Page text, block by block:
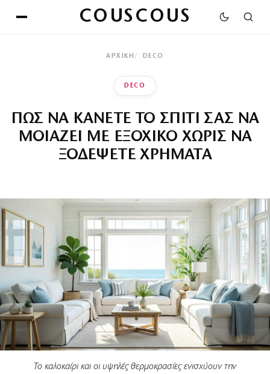
COUSCOUS
ΑΡΧΙΚΉ DECO
DECO
ΠΩΣ ΝΑ ΚΑΝΕΤΕ ΤΟ ΣΠΙΤΙ ΣΑΣ ΝΑ
ΜΟΙΑΖΕΙ ΜΕ ΕΞΟΧΙΚΟ ΧΩΡΙΣ ΝΑ
ΞΟΔΕΨΕΤΕ ΧΡΗΜΑΤΑ
Το καλοκαίρι και οι υψηλές θερμοκρασίες ενισχύουν την